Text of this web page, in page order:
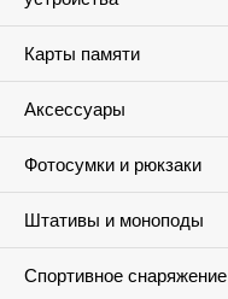
Карты памяти
Аксессуары
Фотосумки и рюкзаки
Штативы и моноподы
Спортивное снаряжение